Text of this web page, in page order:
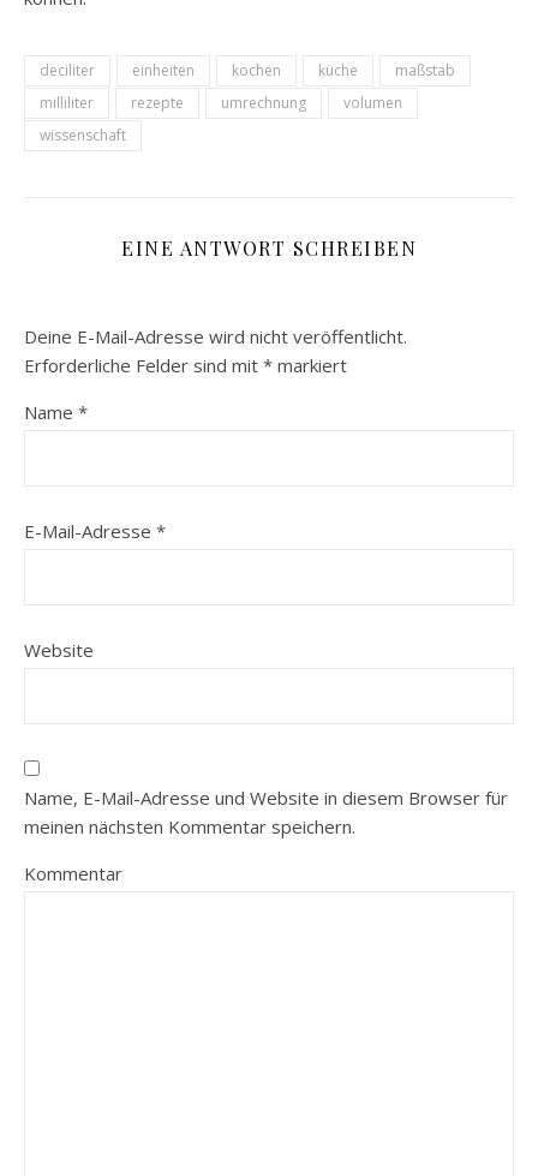
deciliter einheiten kochen küche
maßstab
milliliter
rezepte umrechnung
volumen
wissenschaft
EINE ANTWORT SCHREIBEN
Deine E-Mail-Adresse wird nicht veröffentlicht.
Erforderliche Felder sind mit * markiert
Name *
E-Mail-Adresse *
Website
Name, E-Mail-Adresse und Website in diesem Browser für
meinen nächsten Kommentar speichern.
Kommentar